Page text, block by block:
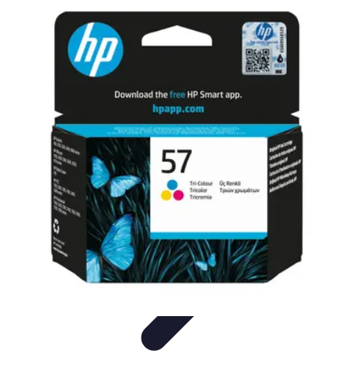
Connect Belgium
Objets ConnectésGuides et TutorielsSécurité des objets
TendancesObjets connectés